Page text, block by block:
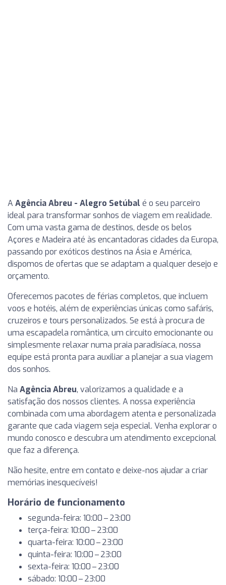
A Agência Abreu - Alegro Setúbal é o seu parceiro
ideal para transformar sonhos de viagem em realidade.
Com uma vasta gama de destinos, desde os belos
Açores e Madeira até às encantadoras cidades da Europa,
passando por exóticos destinos na Ásia e América,
dispomos de ofertas que se adaptam a qualquer desejo e
orçamento.
Oferecemos pacotes de férias completos, que incluem
voos e hotéis, além de experiências únicas como safáris,
cruzeiros e tours personalizados. Se está à procura de
uma escapadela romântica, um circuito emocionante ou
simplesmente relaxar numa praia paradisíaca, nossa
equipe está pronta para auxiliar a planejar a sua viagem
dos sonhos.
Na Agência Abreu, valorizamos a qualidade e a
satisfação dos nossos clientes. A nossa experiência
combinada com uma abordagem atenta e personalizada
garante que cada viagem seja especial. Venha explorar o
mundo conosco e descubra um atendimento excepcional
que faz a diferença.
Não hesite, entre em contato e deixe-nos ajudar a criar
memórias inesquecíveis!
Horário de funcionamento
segunda-feira: 10:00 – 23:00
terça-feira: 10:00 – 23:00
quarta-feira: 10:00 – 23:00
quinta-feira: 10:00 – 23:00
sexta-feira: 10:00 – 23:00
sábado: 10:00 – 23:00